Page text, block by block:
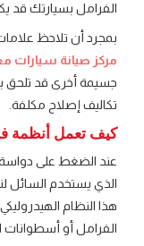
الفرامل بسيارتك قد
بمجرد أن تلاحظ
مركز صيانة سيارات
جسيمة أخرى قد تلحق
تكاليف إصلاح مكلفة.
كيف تعمل أنظمة
عند الضغط على دواسة
الذي يستخدم السائل
هذا النظام
الفرامل أو أسطوانات